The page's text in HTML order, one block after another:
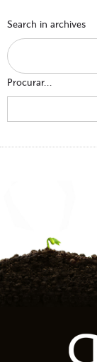
Search in archives
Procurar...
Search